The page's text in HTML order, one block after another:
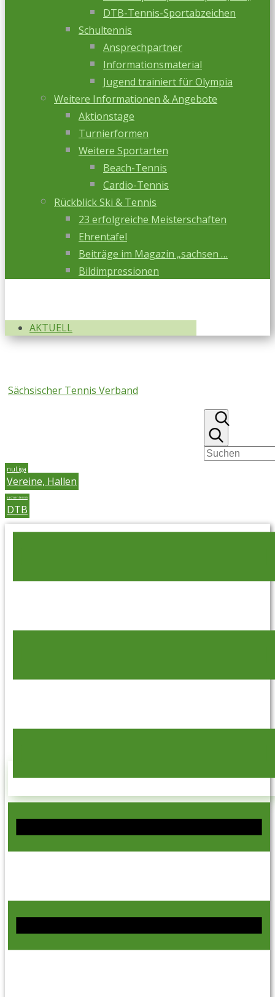
DTB-Tennis-Sportabzeichen
Schultennis
Ansprechpartner
Informationsmaterial
Jugend trainiert für Olympia
Weitere Informationen & Angebote
Aktionstage
Turnierformen
Weitere Sportarten
Beach-Tennis
Cardio-Tennis
Rückblick Ski & Tennis
23 erfolgreiche Meisterschaften
Ehrentafel
Beiträge im Magazin „sachsen …
Bildimpressionen
AKTUELL
Sächsischer Tennis Verband
nuLiga
Vereine, Hallen
sachsen tennis
DTB